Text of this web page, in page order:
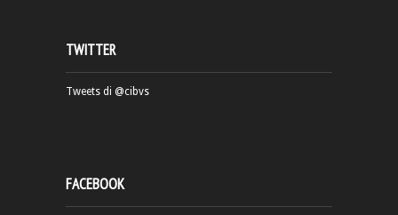
TWITTER
Tweets di @cibvs
FACEBOOK